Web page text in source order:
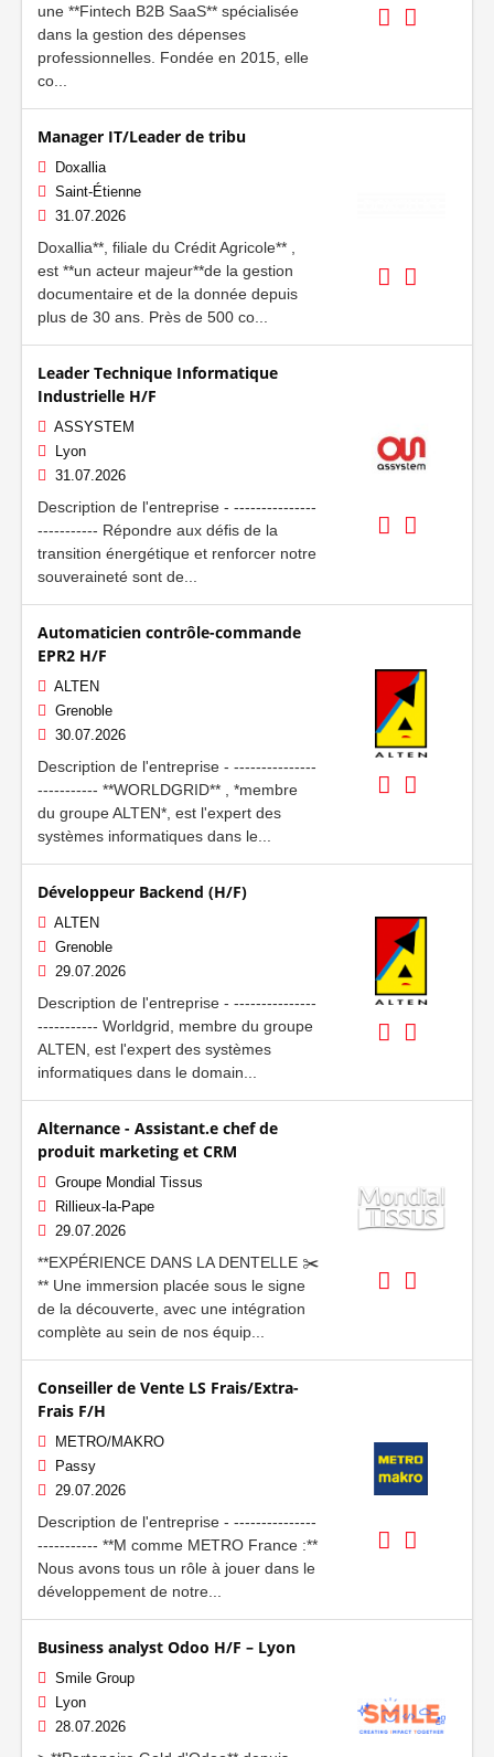
une **Fintech B2B SaaS** spécialisée
dans la gestion des dépenses
professionnelles. Fondée en 2015, elle
co...
Manager IT/Leader de tribu
Doxallia
Saint-Étienne
31.07.2026
Doxallia**, filiale du Crédit Agricole** ,
est **un acteur majeur**de la gestion
documentaire et de la donnée depuis
plus de 30 ans. Près de 500 co...
Leader Technique Informatique
Industrielle H/F
ASSYSTEM
Lyon
31.07.2026
Description de l'entreprise - ---------------
----------- Répondre aux défis de la
transition énergétique et renforcer notre
souveraineté sont de...
Automaticien contrôle-commande
EPR2 H/F
ALTEN
Grenoble
30.07.2026
Description de l'entreprise - ---------------
----------- **WORLDGRID** , *membre
du groupe ALTEN*, est l'expert des
systèmes informatiques dans le...
Développeur Backend (H/F)
ALTEN
Grenoble
29.07.2026
Description de l'entreprise - ---------------
----------- Worldgrid, membre du groupe
ALTEN, est l'expert des systèmes
informatiques dans le domain...
Alternance - Assistant.e chef de
produit marketing et CRM
Groupe Mondial Tissus
Rillieux-la-Pape
29.07.2026
**EXPÉRIENCE DANS LA DENTELLE ✂️
** Une immersion placée sous le signe
de la découverte, avec une intégration
complète au sein de nos équip...
Conseiller de Vente LS Frais/Extra-
Frais F/H
METRO/MAKRO
Passy
29.07.2026
Description de l'entreprise - ---------------
----------- **M comme METRO France :**
Nous avons tous un rôle à jouer dans le
développement de notre...
Business analyst Odoo H/F – Lyon
Smile Group
Lyon
28.07.2026